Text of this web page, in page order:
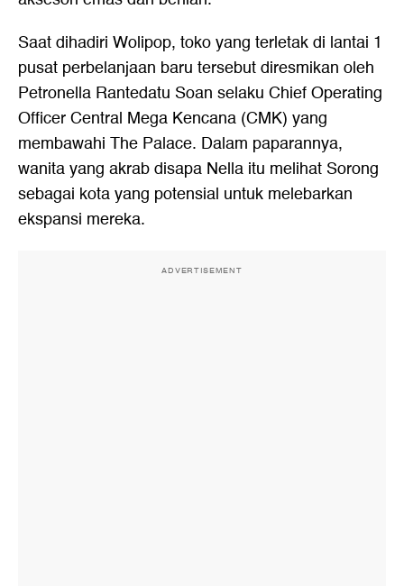
Saat dihadiri Wolipop, toko yang terletak di lantai 1
pusat perbelanjaan baru tersebut diresmikan oleh
Petronella Rantedatu Soan selaku Chief Operating
Officer Central Mega Kencana (CMK) yang
membawahi The Palace. Dalam paparannya,
wanita yang akrab disapa Nella itu melihat Sorong
sebagai kota yang potensial untuk melebarkan
ekspansi mereka.
ADVERTISEMENT